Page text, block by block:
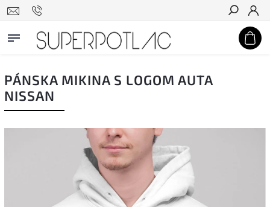
Hľadať
PÁNSKA MIKINA S LOGOM AUTA
NISSAN